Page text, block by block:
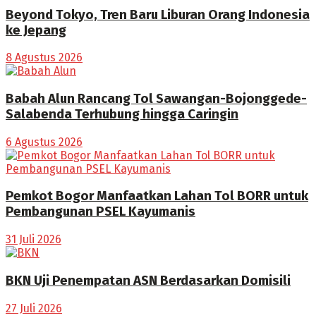
Beyond Tokyo, Tren Baru Liburan Orang Indonesia
ke Jepang
8 Agustus 2026
Babah Alun Rancang Tol Sawangan-Bojonggede-
Salabenda Terhubung hingga Caringin
6 Agustus 2026
Pemkot Bogor Manfaatkan Lahan Tol BORR untuk
Pembangunan PSEL Kayumanis
31 Juli 2026
BKN Uji Penempatan ASN Berdasarkan Domisili
27 Juli 2026